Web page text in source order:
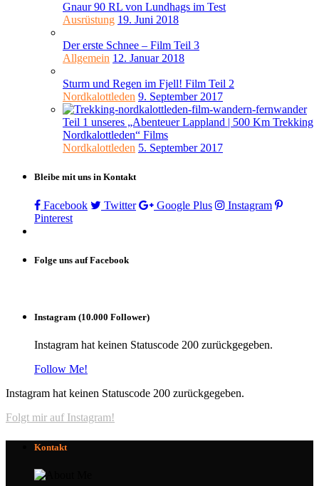
Gnaur 90 RL von Lundhags im Test
Ausrüstung 19. Juni 2018
Der erste Schnee – Film Teil 3
Allgemein 12. Januar 2018
Sturm und Regen im Fjell! Film Teil 2
Nordkalottleden 9. September 2017
Teil 1 unseres „Abenteuer Lappland | 500 Km Trekking
Nordkalottleden“ Films
Nordkalottleden 5. September 2017
Bleibe mit uns in Kontakt
Facebook Twitter Google Plus
Instagram
Pinterest
Folge uns auf Facebook
Instagram (10.000 Follower)
Instagram hat keinen Statuscode 200 zurückgegeben.
Follow Me!
Instagram hat keinen Statuscode 200 zurückgegeben.
Folgt mir auf Instagram!
Kontakt